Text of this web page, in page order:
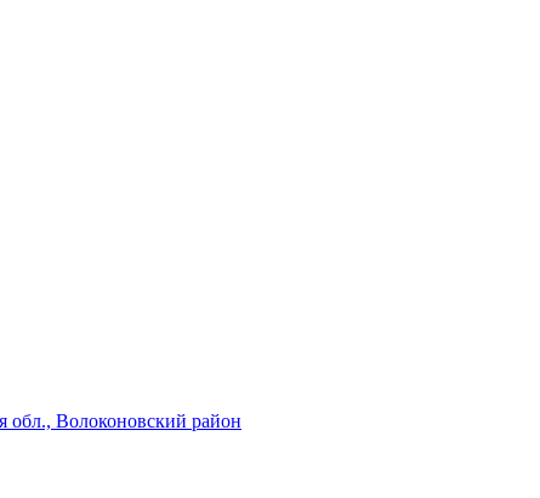
обл., Волоконовский район